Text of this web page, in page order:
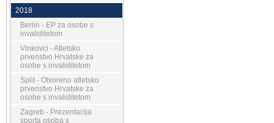
2018
Berlin - EP za osobe s
invaliditetom
Vinkovci - Atletsko
prvenstvo Hrvatske za
osobe s invaliditetom
Split - Otvoreno atletsko
prvenstvo Hrvatske za
osobe s invaliditetom
Zagreb - Prezentacija
sporta osoba s